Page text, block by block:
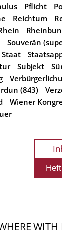
Pflicht
Reichtum
Souverän
Staat
Subjekt
(843)
Wiener
WITH